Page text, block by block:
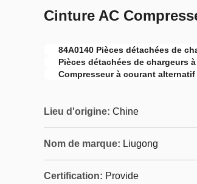
Cinture AC
84A0140 Pièces détachées de
Pièces détachées de chargeurs
Compresseur à courant
Lieu d'origine: Chine
Nom de marque: Liugong
Certification: Provide